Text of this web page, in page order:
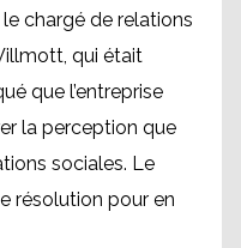
chargé de relations
qui était
que l’entreprise
la perception que
sociales. Le
résolution pour en